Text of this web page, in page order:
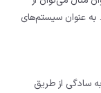
عنوان سیستم‌های
سادگی از طریق